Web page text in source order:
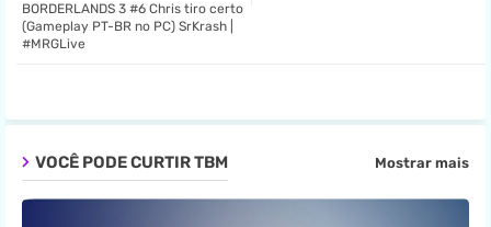
ter
BORDERLANDS 3 #6 Chris tiro certo
(Gameplay PT-BR no PC) SrKrash |
#MRGLive
VOCÊ PODE CURTIR TBM Mostrar mais